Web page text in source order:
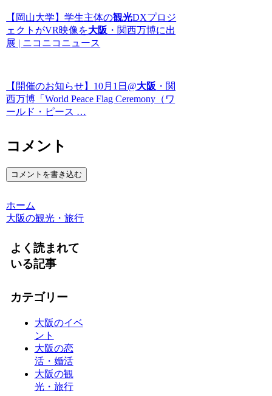
【岡山大学】学生主体の観光DXプロジ
ェクトがVR映像を大阪 ・関西万博に出
展 | ニコニコニュース
【開催のお知らせ】10月1日@大阪 ・関
西万博「World Peace Flag Ceremony（ワ
ールド・ピース …
コメント
コメントを書き込む
ホーム
大阪の観光・旅行
よく読まれて
いる記事
カテゴリー
大阪のイベ
ント
大阪の恋
活・婚活
大阪の観
光・旅行